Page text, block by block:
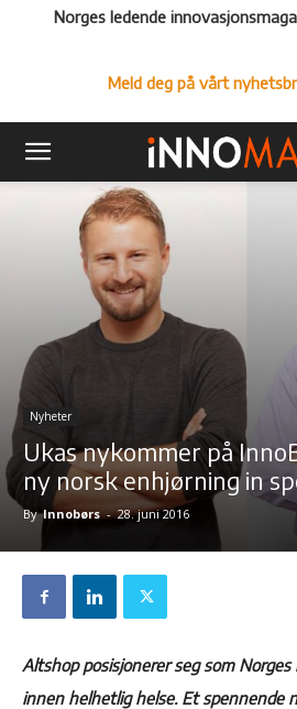
Norges ledende
Meld deg på vårt
Nyheter
Ukas nykommer på
ny norsk enhjørning in
By Innobørs - 28. juni 2016
Altshop posisjonerer seg som
innen helhetlig helse. Et spennende